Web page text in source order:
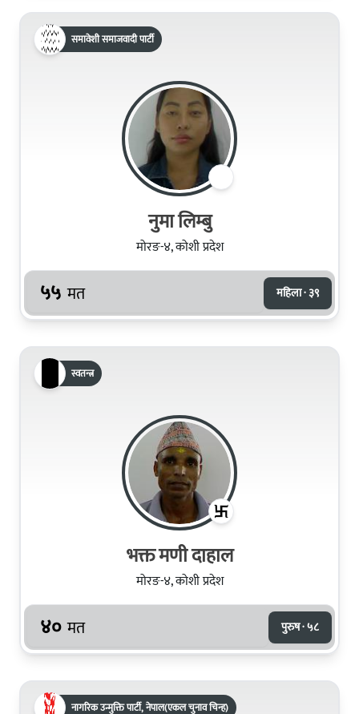
समावेशी समाजवादी पार्टी
नुमा लिम्बु
मोरङ-४, कोशी प्रदेश
५५ मत महिला · ३९
स्वतन्त्र
भक्त मणी दाहाल
मोरङ-४, कोशी प्रदेश
४० मत पुरुष · ५८
नागरिक उन्मुक्ति पार्टी, नेपाल(एकल चुनाव चिन्ह)